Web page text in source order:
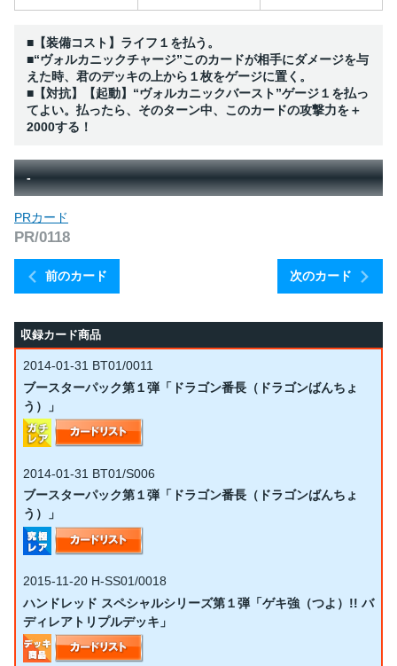
■【装備コスト】ライフ１を払う。
■“ヴォルカニックチャージ”このカードが相手にダメージを与
えた時、君のデッキの上から１枚をゲージに置く。
■【対抗】【起動】“ヴォルカニックバースト”ゲージ１を払っ
てよい。払ったら、そのターン中、このカードの攻撃力を＋
2000する！
-
前のカード
PRカード
PR/0118
次のカード
収録カード商品
2014-01-31 BT01/0011
ブースターパック第１弾「ドラゴン番長（ドラゴンばんちょ
う）」
2014-01-31 BT01/S006
ブースターパック第１弾「ドラゴン番長（ドラゴンばんちょ
う）」
2015-11-20 H-SS01/0018
ハンドレッド スペシャルシリーズ第１弾「ゲキ強（つよ）!! バ
ディレアトリプルデッキ」